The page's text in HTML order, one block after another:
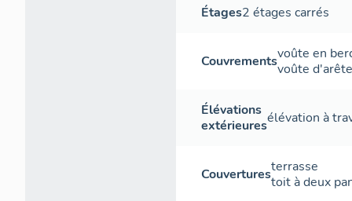
Sans
critiquer
6
et ne lui
quarré
Étages2 étages carrés
Couvrementsvoûte en
voûte
Élévations
extérieuresélévation à
Couverturesterrasse
toit à deux